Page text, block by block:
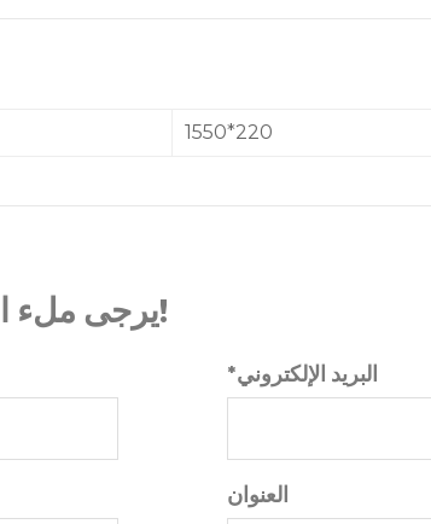
1550*220
يرجى ملء المعلومات بعناية، وسوف يساعدنا جميعا!
*البريد الإلكتروني
العنوان